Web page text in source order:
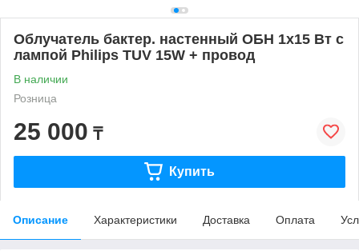
Облучатель бактер. настенный ОБН 1х15 Вт с
лампой Philips TUV 15W + провод
В наличии
Розница
25 000 ₸
Купить
Описание Характеристики Доставка Оплата